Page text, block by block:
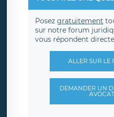
Posez gratuitement
sur notre forum
vous répondent
ALLER SUR LE
DEMANDER UN
AVOCAT